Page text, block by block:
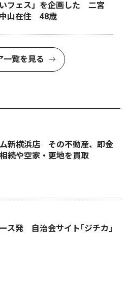
フェス」を企画した 二宮
山在住 48歳
一覧を見る
新横浜店 その不動産、即金
続や空家・更地を買取
ス発 自治会サイト｢ジチカ｣